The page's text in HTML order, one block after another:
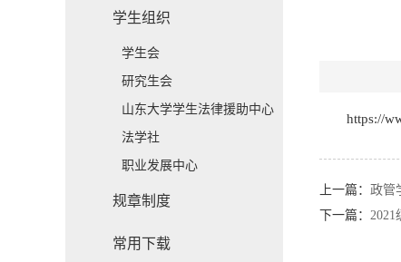
学生组织
学生会
研究生会
山东大学学生法律援助中心
法学社
职业发展中心
规章制度
常用下载
https://
上一篇： 政管
下一篇： 2021